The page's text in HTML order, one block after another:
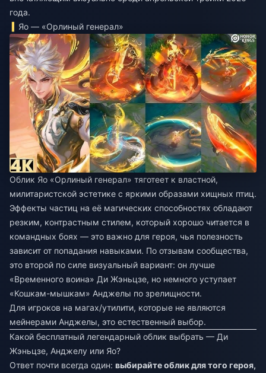
года.
Яо — «Орлиный генерал»
Облик Яо «Орлиный генерал» тяготеет к властной,
милитаристской эстетике с яркими образами хищных птиц.
Эффекты частиц на её магических способностях обладают
резким, контрастным стилем, который хорошо читается в
командных боях — это важно для героя, чья полезность
зависит от попадания навыками. По отзывам сообщества,
это второй по силе визуальный вариант: он лучше
«Временного воина» Ди Жэньцзе, но немного уступает
«Кошкам-мышкам» Анджелы по зрелищности.
Для игроков на магах/утилити, которые не являются
мейнерами Анджелы, это естественный выбор.
Какой бесплатный легендарный облик выбрать — Ди
Жэньцзе, Анджелу или Яо?
Ответ почти всегда один: выбирайте облик для того героя,